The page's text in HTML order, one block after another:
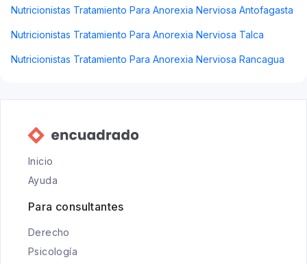
Nutricionistas Tratamiento Para Anorexia Nerviosa Antofagasta
Nutricionistas Tratamiento Para Anorexia Nerviosa Talca
Nutricionistas Tratamiento Para Anorexia Nerviosa Rancagua
Inicio
Ayuda
Para consultantes
Derecho
Psicología